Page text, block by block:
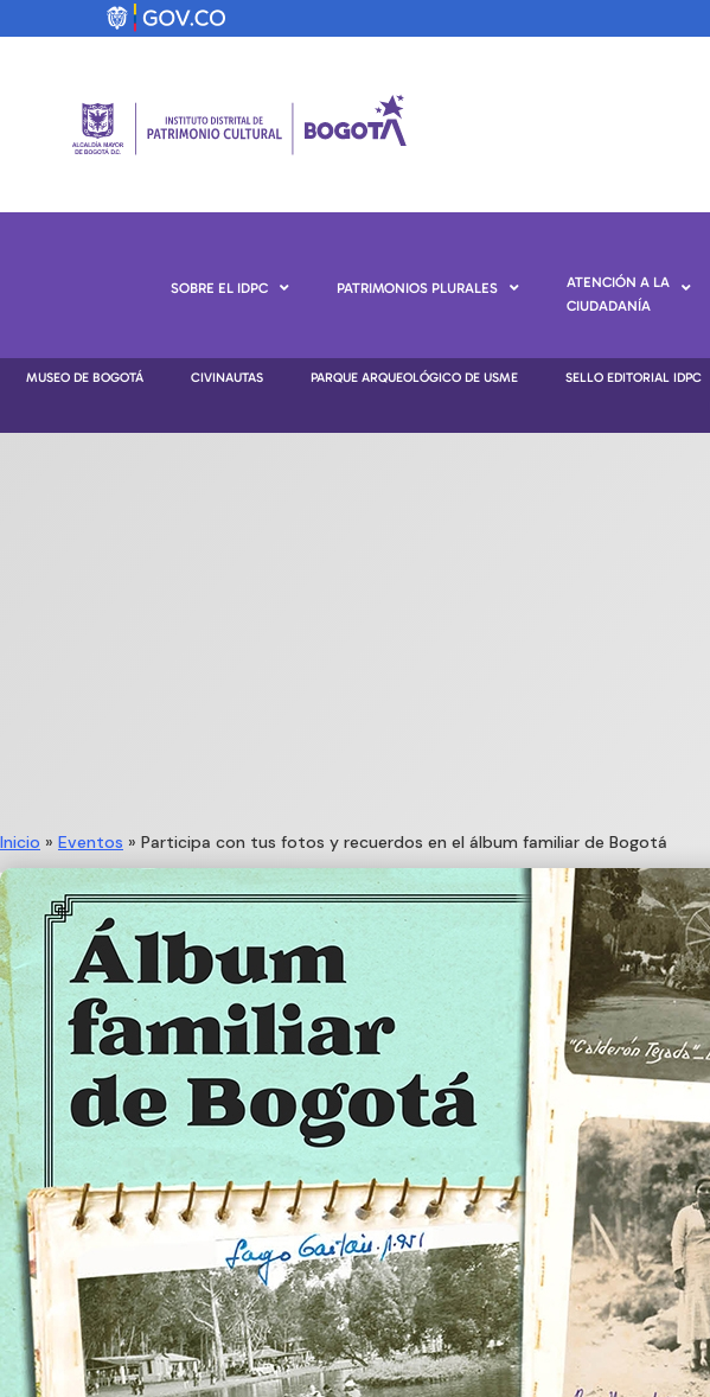
SOBRE EL IDPC PATRIMONIOS PLURALES
ATENCIÓN A LA
CIUDADANÍA
MUSEO DE BOGOTÁ CIVINAUTAS PARQUE ARQUEOLÓGICO DE USME SELLO EDITORIAL IDPC
Inicio » Eventos » Participa con tus fotos y recuerdos en el álbum familiar de Bogotá